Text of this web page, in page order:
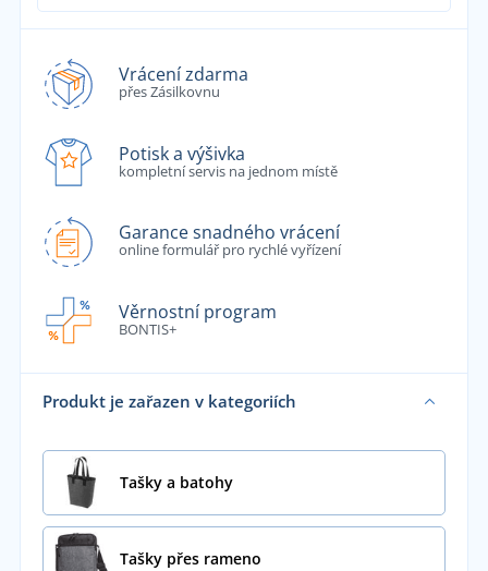
Vrácení zdarma
přes Zásilkovnu
Potisk a výšivka
kompletní servis na jednom místě
Garance snadného vrácení
online formulář pro rychlé vyřízení
Věrnostní program
BONTIS+
Produkt je zařazen v kategoriích
Tašky a batohy
Tašky přes rameno